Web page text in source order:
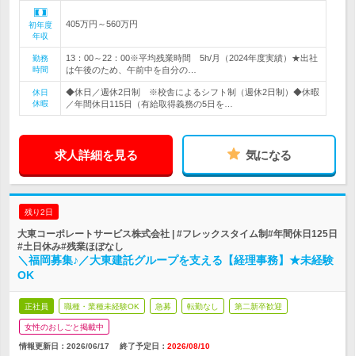
初年度
年収
405万円～560万円
勤務
時間
13：00～22：00※平均残業時間 5h/月（2024年度実績）★出社
は午後のため、午前中を自分の…
休日
休暇
◆休日／週休2日制 ※校舎によるシフト制（週休2日制）◆休暇
／年間休日115日（有給取得義務の5日を…
求人詳細を見る 気になる
残り2日
大東コーポレートサービス株式会社 | #フレックスタイム制#年間休日125日
#土日休み#残業ほぼなし
＼福岡募集♪／大東建託グループを支える【経理事務】★未経験
OK
正社員 職種・業種未経験OK 急募 転勤なし 第二新卒歓迎
女性のおしごと掲載中
情報更新日：2026/06/17 終了予定日： 2026/08/10